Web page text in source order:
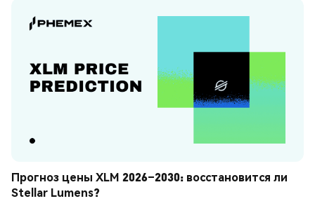
Прогноз цены XLM 2026–2030: восстановится ли
Stellar Lumens?